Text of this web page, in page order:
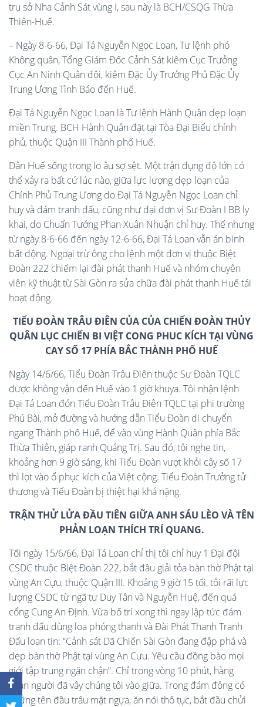
trụ sở Nha Cảnh Sát vùng I, sau này là BCH/CSQG Thừa
Thiên-Huế.
– Ngày 8-6-66, Đại Tá Nguyễn Ngọc Loan, Tư lệnh phó
Không quân, Tổng Giám Đốc Cảnh Sát kiêm Cục Trưởng
Cục An Ninh Quân đội, kiêm Đặc Ủy Trưởng Phủ Đặc Ủy
Trung Ương Tình Báo đến Huế.
Đại Tá Nguyễn Ngọc Loan là Tư lệnh Hành Quân dẹp loạn
miền Trung. BCH Hành Quân đặt tại Tòa Đại Biểu chính
phủ, thuộc Quận III Thành phố Huế.
Dân Huế sống trong lo âu sợ sệt. Một trận đụng độ lớn có
thể xảy ra bất cứ lúc nào, giữa lực lượng dẹp loạn của
Chính Phủ Trung Ương do Đại Tá Nguyễn Ngọc Loan chỉ
huy và đám tranh đấu, cũng như đại đơn vị Sư Đoàn I BB ly
khai, do Chuẩn Tướng Phan Xuân Nhuận chỉ huy. Thế nhưng
từ ngày 8-6-66 đến ngày 12-6-66, Đại Tá Loan vẫn án binh
bất động. Ngoại trừ ông cho lệnh một đơn vị thuộc Biệt
Đoàn 222 chiếm lại đài phát thanh Huế và nhóm chuyên
viên kỹ thuật từ Sài Gòn ra sửa chữa đài phát thanh Huế tái
hoạt động.
TIỂU ĐOÀN TRÂU ĐIÊN CỦA CỦA CHIẾN ĐOÀN THỦY
QUÂN LỤC CHIẾN BI VIỆT CONG PHUC KÍCH TẠI VÙNG
CAY SỐ 17 PHÍA BẮC THÀNH PHỐ HUẾ
Ngày 14/6/66, Tiểu Đoàn Trâu Điên thuộc Sư Đoàn TQLC
được không vận đến Huế vào 1 giờ khuya. Tôi nhận lệnh
Đại Tá Loan đón Tiểu Đoàn Trâu Điên TQLC tại phi trường
Phú Bài, mở đường và hướng dẫn Tiểu Đoàn di chuyển
ngang Thành phố Huế, để vào vùng Hành Quân phía Bắc
Thừa Thiên, giáp ranh Quảng Trị. Sau đó, tôi nghe tin,
khoảng hơn 9 giờ sáng, khi Tiểu Đoàn vượt khỏi cây số 17
thì lọt vào ổ phục kích của Việt cộng. Tiểu Đoàn Trưởng tử
thương và Tiểu Đoàn bị thiệt hại khá nặng.
TRẬN THỬ LỬA ĐẦU TIÊN GIỮA ANH SÁU LÈO VÀ TÊN
PHẢN LOẠN THÍCH TRÍ QUANG.
Tối ngày 15/6/66, Đại Tá Loan chỉ thị tôi chỉ huy 1 Đại đội
CSDC thuộc Biệt Đoàn 222, bắt đầu giải tỏa bàn thờ Phật tại
vùng An Cựu, thuộc Quận III. Khoảng 9 giờ 15 tối, tôi rãi lực
lượng CSDC từ ngã tư Duy Tân và Nguyễn Huệ, đến quá
cổng Cung An Định. Vừa bố trí xong thì ngay lập tức đám
tranh đấu dùng loa phóng thanh và Đài Phát Thanh Tranh
Đấu loan tin: “Cảnh sát Dã Chiến Sài Gòn đang đập phá và
dẹp bàn thờ Phật tại vùng An Cựu. Yêu cầu đồng bào mọi
giới tập trung ngăn chận”. Chỉ trong vòng 10 phút, hàng
ngàn người đã vây chúng tôi vào giữa. Trong đám đông có
những tên đầu trâu mặt ngựa, ăn nói thô tục, bắt đầu chửi